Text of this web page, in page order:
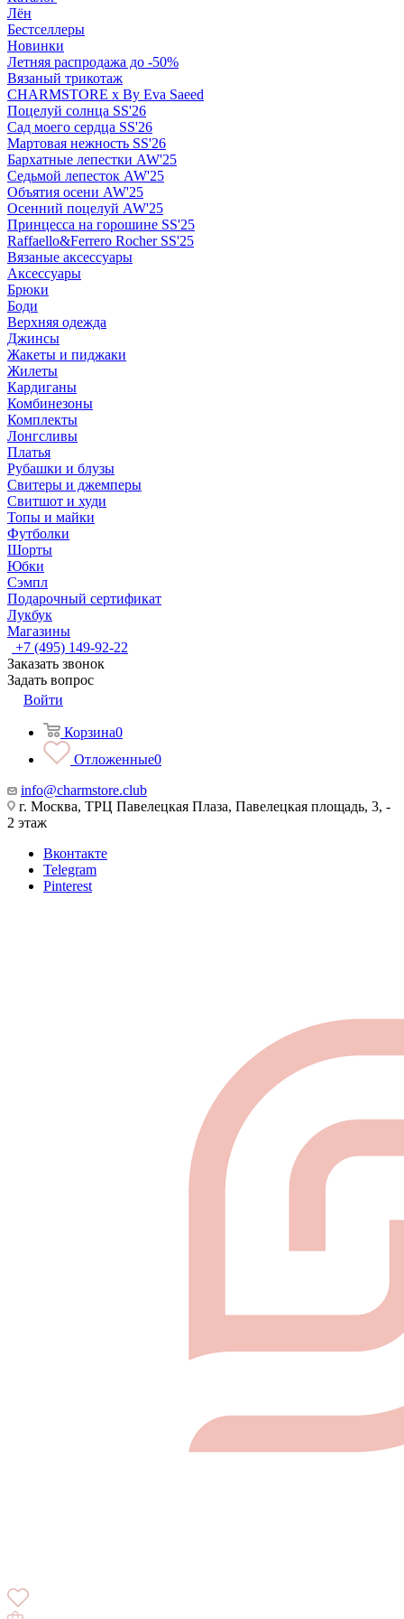
Лён
Бестселлеры
Новинки
Летняя распродажа до -50%
Вязаный трикотаж
CHARMSTORE х By Eva Saeed
Поцелуй солнца SS'26
Сад моего сердца SS'26
Мартовая нежность SS'26
Бархатные лепестки AW'25
Седьмой лепесток AW'25
Объятия осени AW'25
Осенний поцелуй AW'25
Принцесса на горошине SS'25
Raffaello&Ferrero Rocher SS'25
Вязаные аксессуары
Аксессуары
Брюки
Боди
Верхняя одежда
Джинсы
Жакеты и пиджаки
Жилеты
Кардиганы
Комбинезоны
Комплекты
Лонгсливы
Платья
Рубашки и блузы
Свитеры и джемперы
Свитшот и худи
Топы и майки
Футболки
Шорты
Юбки
Сэмпл
Подарочный сертификат
Лукбук
Магазины
+7 (495) 149-92-22
Заказать звонок
Задать вопрос
Войти
Корзина0
Отложенные0
info@charmstore.club
г. Москва, ТРЦ Павелецкая Плаза, Павелецкая площадь, 3, -
2 этаж
Вконтакте
Telegram
Pinterest